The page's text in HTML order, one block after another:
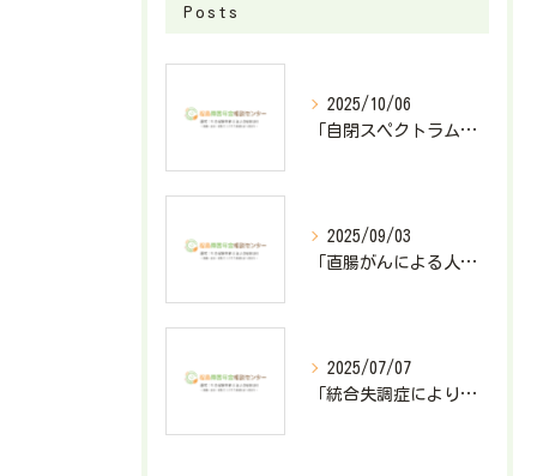
Posts
2025/10/06
「自閉スペクトラム症で障害基礎年金2級が決定したケース」
2025/09/03
「直腸がんによる人工肛門造設で障害厚生年金3級が決定したケース」
2025/07/07
「統合失調症により障害基礎年金2級が決定したケース」